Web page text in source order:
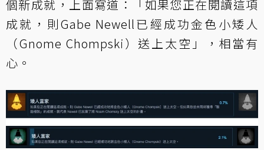
個新成就，上面寫道：「如果您正在閱讀這項
成就，則Gabe Newell已經成功金色小矮人
（Gnome Chompski）送上太空」，相當有
心。